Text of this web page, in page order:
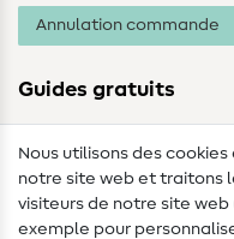
Annulation commande
Guides gratuits
Lexique de couture
Tutos de couture
Nous utilisons des
notre site web et traitons
visiteurs de notre site web
exemple pour